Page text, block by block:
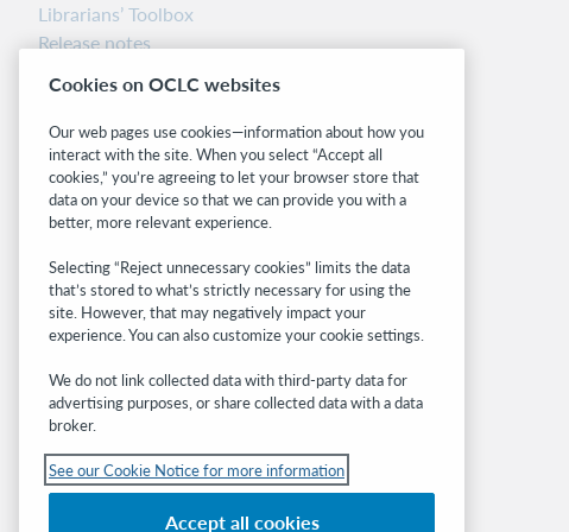
Librarians’ Toolbox
Release notes
Related sites
OCLC.org
BibFormats
Community
WebJunction
Developer Network
Get the latest product updates, research,
events, and much more—right to your inbox.
Subscribe now
Cookies on OCLC websites
Our web pages use cookies—information about how you
interact with the site. When you select “Accept all
cookies,” you’re agreeing to let your browser store that
data on your device so that we can provide you with a
better, more relevant experience.
Selecting “Reject unnecessary cookies” limits the data
that’s stored to what’s strictly necessary for using the
site. However, that may negatively impact your
experience. You can also customize your cookie settings.
We do not link collected data with third-party data for
advertising purposes, or share collected data with a data
broker.
See our Cookie Notice for more information
Accept all cookies